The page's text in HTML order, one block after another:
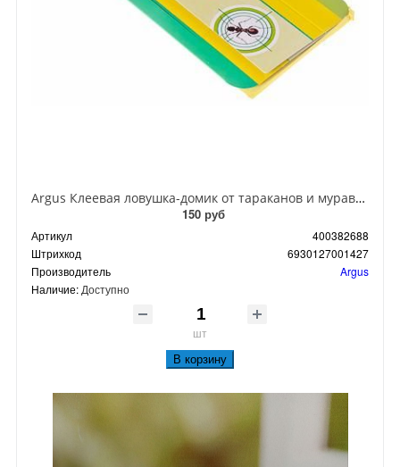
Argus Клеевая ловушка-домик от тараканов и муравьев
150 руб
Артикул
400382688
Штрихкод
6930127001427
Производитель
Argus
Наличие: Доступно
шт
В корзину